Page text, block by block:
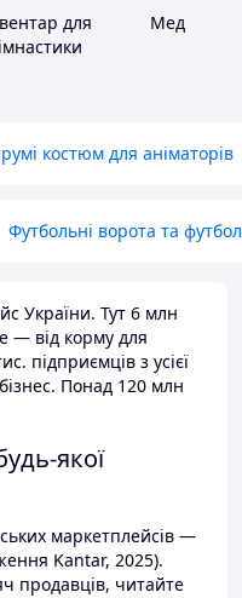
для
Мед
костюм для аніматорів
Футбольні ворота та
України. Тут 6 млн
— від корму для
підприємців з усієї
Понад 120 млн
якої
маркетплейсів —
Kantar, 2025).
продавців, читайте